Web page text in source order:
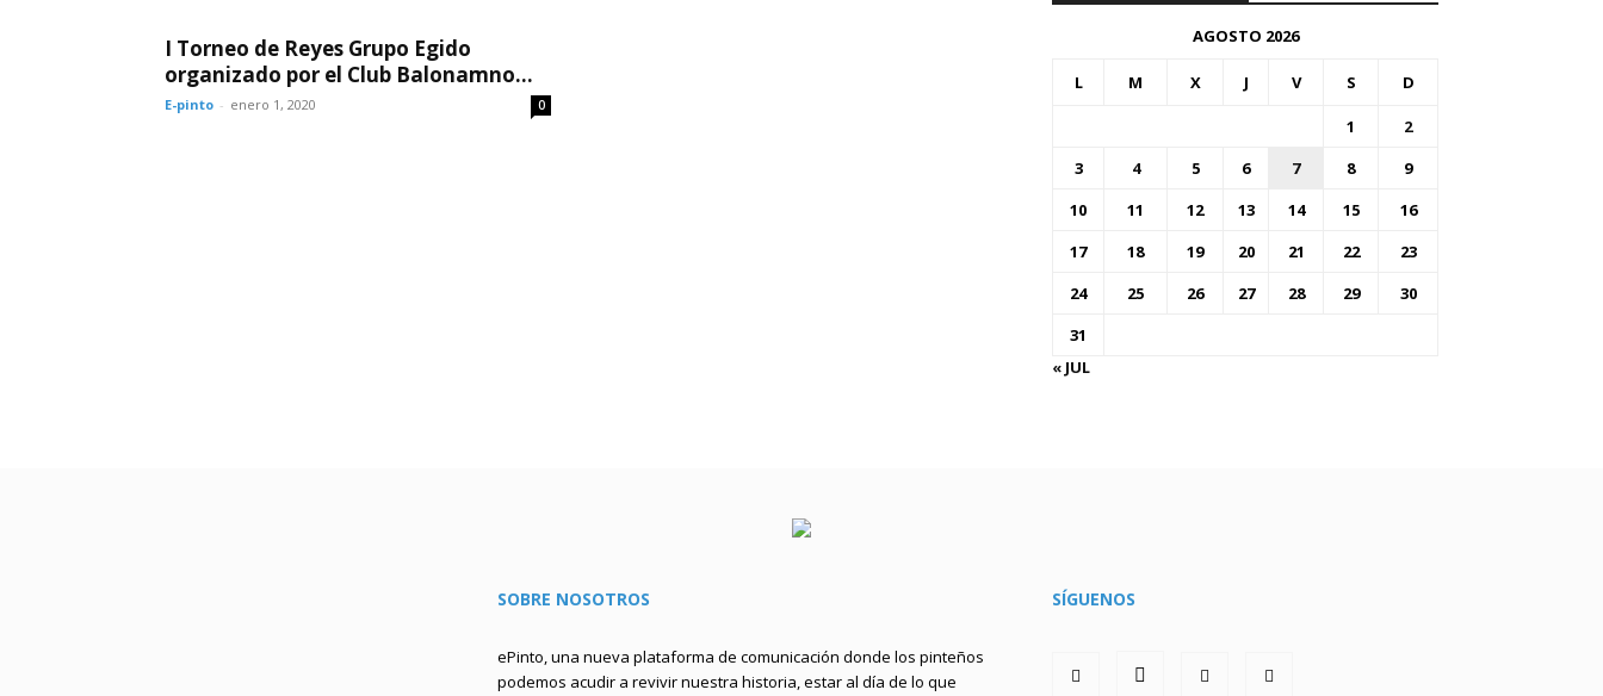
I Torneo de Reyes Grupo Egido
organizado por el Club Balonamno...
E-pinto - enero 1, 2020 0
AGOSTO 2026
L M X J V S D
1
2
3
4 5 6 7 8
9
10
11 12 13 14 15
16
17
18 19 20 21 22
23
24
25 26 27 28 29
30
31
« JUL
SOBRE NOSOTROS
ePinto, una nueva plataforma de comunicación donde los pinteños
podemos acudir a revivir nuestra historia, estar al día de lo que
SÍGUENOS